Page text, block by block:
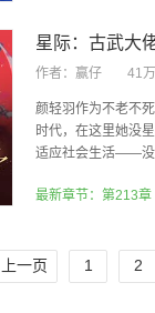
作者： 赢仔 41
颜轻羽作为不老不
时代，在这里她没
适应社会生活——没
最新章节：第213章
上一页 1 2